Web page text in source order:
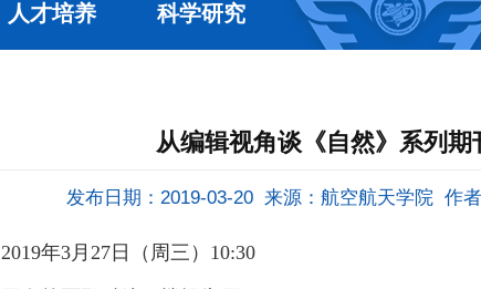
人才培养 科学研究
从编辑视角谈《自然》系列
发布日期：2019-03-20 来源：航空航天学院 作
2019年3月 27 日（周三） 10:30